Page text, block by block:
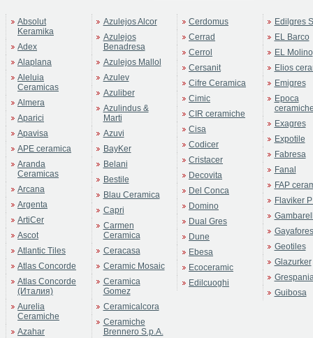
Absolut
Keramika
Adex
Alaplana
Aleluia
Ceramicas
Almera
Aparici
Apavisa
APE ceramica
Aranda
Ceramicas
Arcana
Argenta
ArtiCer
Ascot
Atlantic Tiles
Atlas Concorde
Atlas Concorde
(Италия)
Aurelia
Ceramiche
Azahar
Azulejos Alcor
Azulejos
Benadresa
Azulejos Mallol
Azulev
Azuliber
Azulindus &
Marti
Azuvi
BayKer
Belani
Bestile
Blau Ceramica
Capri
Carmen
Ceramica
Ceracasa
Ceramic Mosaic
Ceramica
Gomez
Ceramicalcora
Ceramiche
Brennero S.p.A.
Cerdomus
Cerrad
Cerrol
Cersanit
Cifre Ceramica
Cimic
CIR ceramiche
Cisa
Codicer
Cristacer
Decovita
Del Conca
Domino
Dual Gres
Dune
Ebesa
Ecoceramic
Edilcuoghi
Edilgres
EL Barco
EL Molino
Elios
Emigres
Epoca
Exagres
Expotile
Fabresa
Fanal
FAP
Flaviker
Gayafores
Geotiles
Glazurker
Guibosa